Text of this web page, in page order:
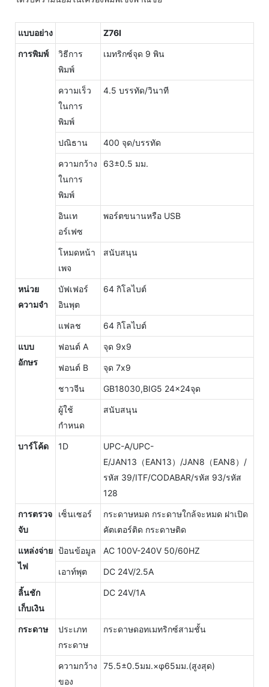
แบบอย่าง Z76I
การพิมพ์
วิธีการ
พิมพ์
เมทริกซ์จุด 9 พิน
ความเร็ว
ในการ
พิมพ์
4.5 บรรทัด/วินาที
ปณิธาน 400 จุด/บรรทัด
ความกว้าง
ในการ
พิมพ์
63±0.5 มม.
อินเท
อร์เฟซ
พอร์ตขนานหรือ USB
โหมดหน้า
เพจ
สนับสนุน
หน่วย
ความจำ
บัฟเฟอร์
อินพุต
64 กิโลไบต์
แฟลช 64 กิโลไบต์
แบบ
อักษร
ฟอนต์ A จุด 9x9
ฟอนต์ B จุด 7x9
ชาวจีน GB18030,BIG5 24x24จุด
ผู้ใช้
กำหนด
สนับสนุน
บาร์โค้ด 1D
UPC-A/UPC-
E/JAN13（EAN13）/JAN8（EAN8）/
รหัส 39/ITF/CODABAR/รหัส 93/รหัส
128
การตรวจ
จับ
เซ็นเซอร์
กระดาษหมด กระดาษใกล้จะหมด ฝาเปิด
คัตเตอร์ติด กระดาษติด
แหล่งจ่าย
ไฟ
ป้อนข้อมูล AC 100V-240V 50/60HZ
เอาท์พุต DC 24V/2.5A
ลิ้นชัก
เก็บเงิน
DC 24V/1A
กระดาษ
ประเภท
กระดาษ
กระดาษดอทเมทริกซ์สามชั้น
ความกว้าง
ของ
75.5±0.5มม.×φ65มม.(สูงสุด)